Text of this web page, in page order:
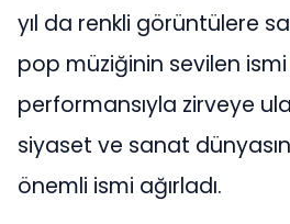
yıl da renkli görüntülere
pop müziğinin sevilen ismi
performansıyla zirveye
siyaset ve sanat
önemli ismi ağırladı.